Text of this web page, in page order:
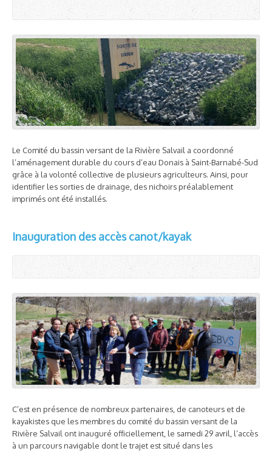
Le Comité du bassin versant de la Rivière Salvail a coordonné
l’aménagement durable du cours d’eau Donais à Saint-Barnabé-Sud
grâce à la volonté collective de plusieurs agriculteurs. Ainsi, pour
identifier les sorties de drainage, des nichoirs préalablement
imprimés ont été installés.
Inauguration des accès canot/kayak
C’est en présence de nombreux partenaires, de canoteurs et de
kayakistes que les membres du comité du bassin versant de la
Rivière Salvail ont inauguré officiellement, le samedi 29 avril, l’accès
à un parcours navigable dont le trajet est situé dans les